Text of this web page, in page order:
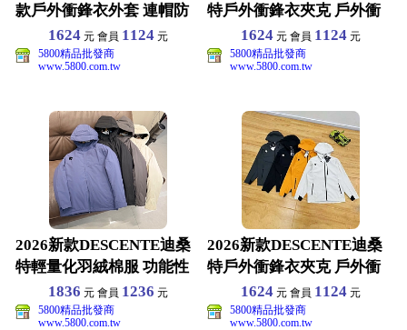
款戶外衝鋒衣外套 連帽防
風水透氣輕量衝
1624 元 會員 1124 元
5800精品批發商
www.5800.com.tw
特戶外衝鋒衣夾克 戶外衝
鋒衣夾克 M-
1624元 會員 1124元
5800精品批發商
www.5800.com.tw
2026新款DESCENTE迪桑
特輕量化羽絨棉服 功能性
棉衣 M-3X
1836 元 會員 1236 元
5800精品批發商
www.5800.com.tw
2026新款DESCENTE迪桑
特戶外衝鋒衣夾克 戶外衝
鋒衣夾克 M-
1624元 會員 1124元
5800精品批發商
www.5800.com.tw